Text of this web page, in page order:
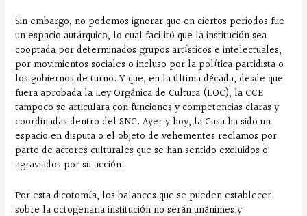
Sin embargo, no podemos ignorar que en ciertos periodos fue
un espacio autárquico, lo cual facilitó que la institución sea
cooptada por determinados grupos artísticos e intelectuales,
por movimientos sociales o incluso por la política partidista o
los gobiernos de turno. Y que, en la última década, desde que
fuera aprobada la Ley Orgánica de Cultura (LOC), la CCE
tampoco se articulara con funciones y competencias claras y
coordinadas dentro del SNC. Ayer y hoy, la Casa ha sido un
espacio en disputa o el objeto de vehementes reclamos por
parte de actores culturales que se han sentido excluidos o
agraviados por su acción.
Por esta dicotomía, los balances que se pueden establecer
sobre la octogenaria institución no serán unánimes y